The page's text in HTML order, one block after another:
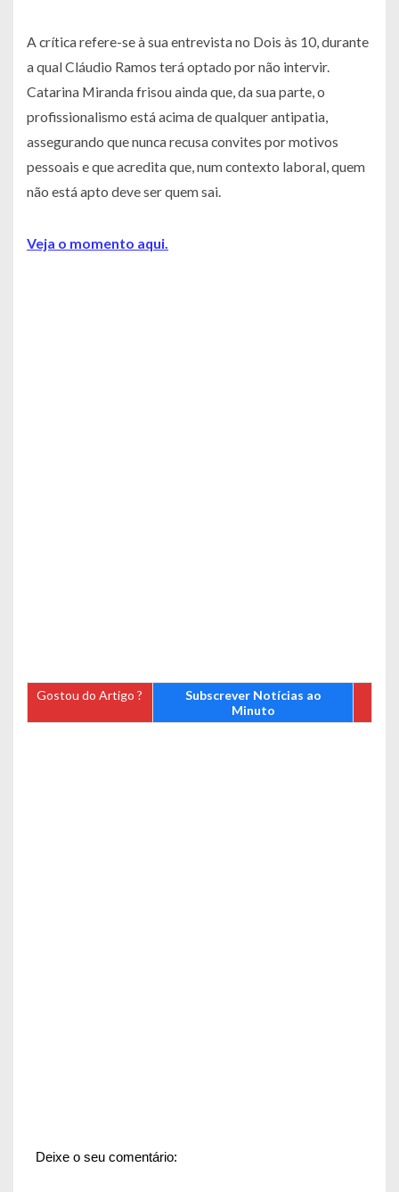
A crítica refere-se à sua entrevista no Dois às 10, durante
a qual Cláudio Ramos terá optado por não intervir.
Catarina Miranda frisou ainda que, da sua parte, o
profissionalismo está acima de qualquer antipatia,
assegurando que nunca recusa convites por motivos
pessoais e que acredita que, num contexto laboral, quem
não está apto deve ser quem sai.
Veja o momento aqui.
Gostou do Artigo ?
Subscrever Notícias ao
Minuto
Deixe o seu comentário: